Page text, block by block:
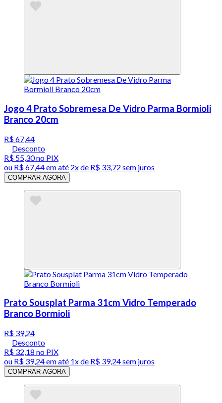
Jogo 4 Prato Sobremesa De Vidro Parma Bormioli
Branco 20cm
R$ 67,44
Desconto
R$ 55,30no PIX
ou R$ 67,44em até 2x de R$ 33,72 sem juros
COMPRAR AGORA
Prato Sousplat Parma 31cm Vidro Temperado
Branco Bormioli
R$ 39,24
Desconto
R$ 32,18 no PIX
ou R$ 39,24em até 1x de R$ 39,24sem juros
COMPRAR AGORA